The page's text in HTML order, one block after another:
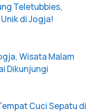
Teletubbies,
di Jogja!
Wisata Malam
Dikunjungi
Cuci Sepatu di